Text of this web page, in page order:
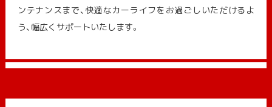
ンテナンスまで、快適なカーライフをお過ごしいただけるよ
う、幅広くサポートいたします。